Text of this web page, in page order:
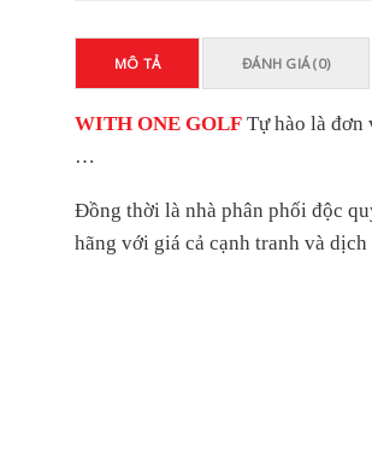
MÔ TẢ ĐÁNH GIÁ (0)
WITH ONE GOLF Tự hào là
…
Đồng thời là nhà phân phối độc
hãng với giá cả cạnh tranh và